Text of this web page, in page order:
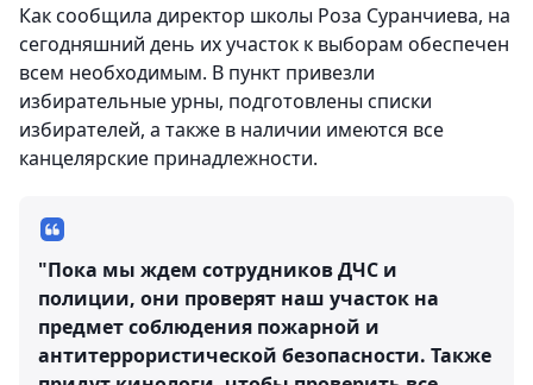
Как сообщила директор школы Роза Суранчиева, на
сегодняшний день их участок к выборам обеспечен
всем необходимым. В пункт привезли
избирательные урны, подготовлены списки
избирателей, а также в наличии имеются все
канцелярские принадлежности.
"Пока мы ждем сотрудников ДЧС и
полиции, они проверят наш участок на
предмет соблюдения пожарной и
антитеррористической безопасности. Также